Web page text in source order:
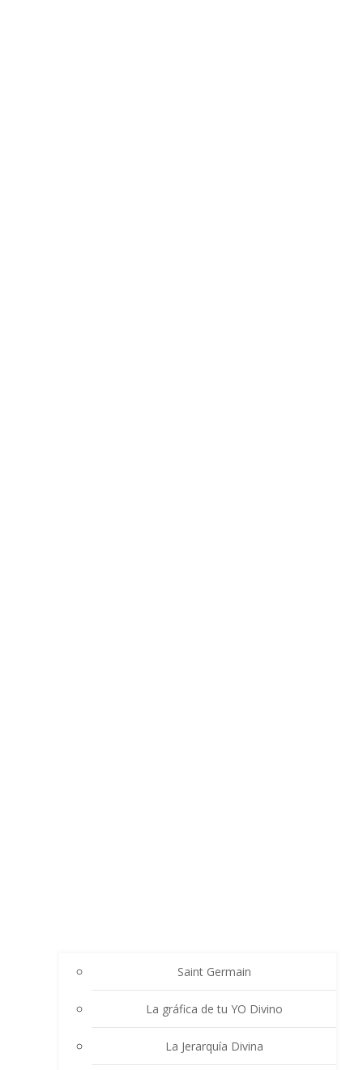
Saint Germain
La gráfica de tu YO Divino
La Jerarquía Divina